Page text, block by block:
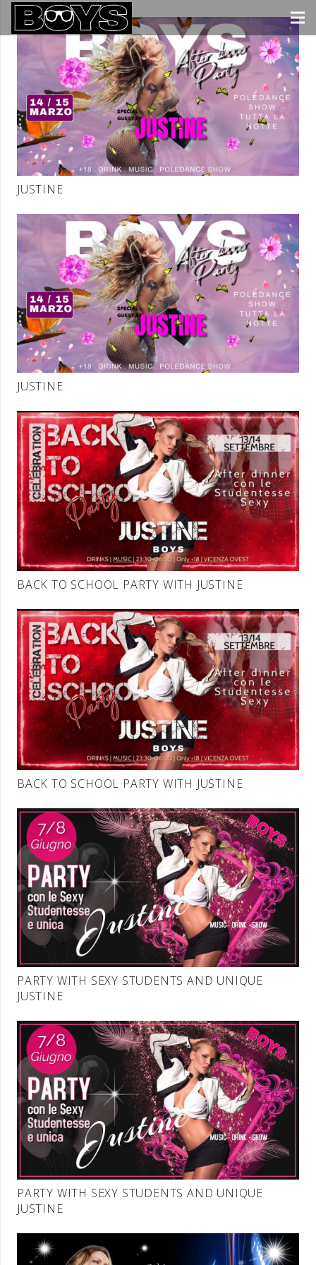
JUSTINE
JUSTINE
BACK TO SCHOOL PARTY WITH JUSTINE
BACK TO SCHOOL PARTY WITH JUSTINE
PARTY WITH SEXY STUDENTS AND UNIQUE
JUSTINE
PARTY WITH SEXY STUDENTS AND UNIQUE
JUSTINE